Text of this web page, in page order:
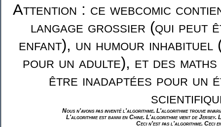
Attention : ce webcomic
langage grossier (qui peut
enfant), un humour inhabituel
pour un adulte), et des maths
être inadaptées pour un
Nous n'avons pas inventé l'algorithme. L'algorithme trouve
L'algorithme est banni en Chine. L'algorithme vient de Jersey.
Ceci n'est pas l'algorithme. Ceci